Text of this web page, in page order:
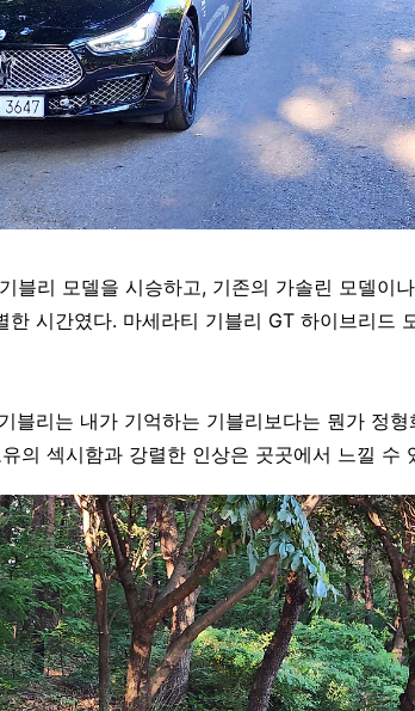
블리 모델을 시승하고, 기존의 가솔린 모델이
시간였다. 마세라티 기블리 GT 하이브리드
블리는 내가 기억하는 기블리보다는 뭔가 정
의 섹시함과 강렬한 인상은 곳곳에서 느낄 수